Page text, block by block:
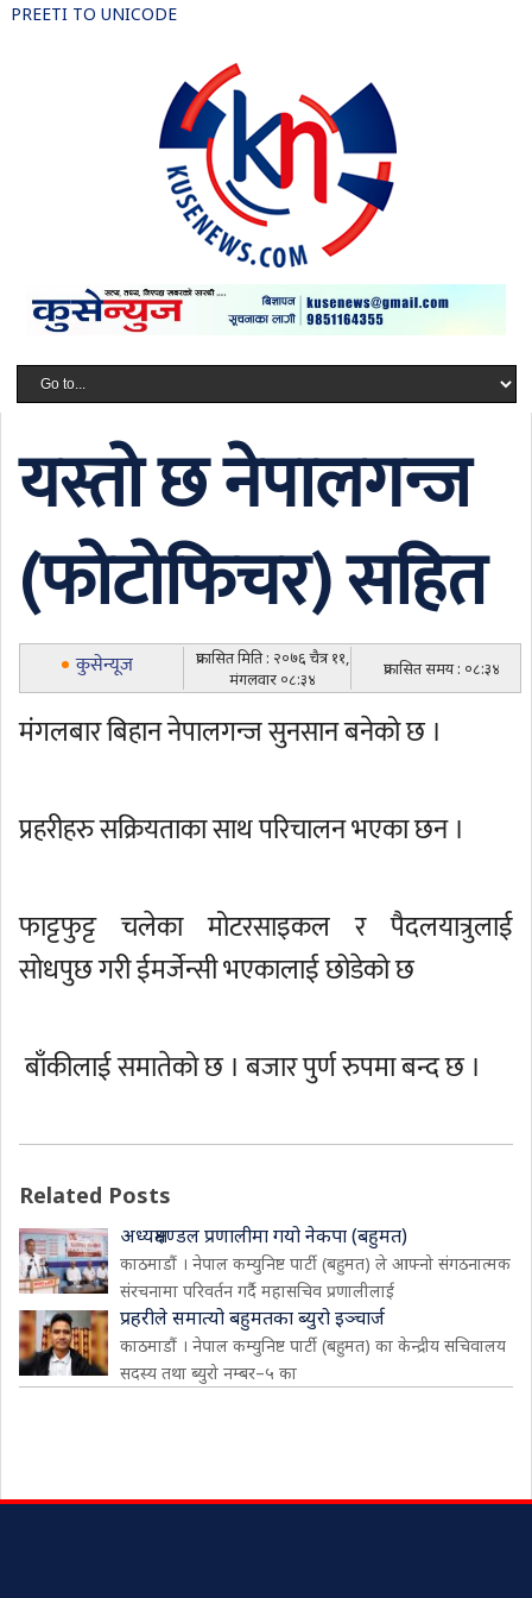
PREETI TO UNICODE
यस्तो छ नेपालगन्ज
(फोटोफिचर) सहित
कुसेन्यूज
प्रकासित मिति : २०७६ चैत्र ११,
मंगलवार ०८:३४
प्रकासित समय : ०८:३४
मंगलबार बिहान नेपालगन्ज सुनसान बनेको छ ।
प्रहरीहरु सक्रियताका साथ परिचालन भएका छन ।
फाट्टफुट्ट चलेका मोटरसाइकल र पैदलयात्रुलाई
सोधपुछ गरी ईमर्जेन्सी भएकालाई छोडेको छ
बाँकीलाई समातेको छ । बजार पुर्ण रुपमा बन्द छ ।
Related Posts
अध्यक्षमण्डल प्रणालीमा गयो नेकपा (बहुमत)
काठमाडौं । नेपाल कम्युनिष्ट पार्टी (बहुमत) ले आफ्नो संगठनात्मक
संरचनामा परिवर्तन गर्दै महासचिव प्रणालीलाई
प्रहरीले समात्यो बहुमतका ब्युरो इञ्चार्ज
काठमाडौं । नेपाल कम्युनिष्ट पार्टी (बहुमत) का केन्द्रीय सचिवालय
सदस्य तथा ब्युरो नम्बर–५ का